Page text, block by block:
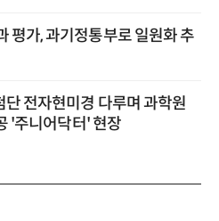
평가, 과기정통부로 일원화 추
단 전자현미경 다루며 과학원
'주니어닥터' 현장